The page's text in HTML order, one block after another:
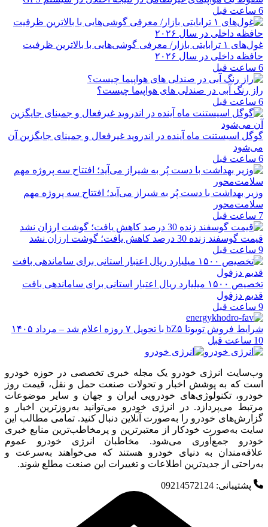
6 ساعت قبل
غول‌های ۱ ترابایتی بازار/ معرفی گوشی‌هایی با بالاترین ظرفیت
حافظه داخلی در سال ۲۰۲۶
6 ساعت قبل
راز رنگ آبی در صندلی های هواپیما چیست؟
6 ساعت قبل
گوگل اسیستنت ماه آینده در اندروید غیرفعال و جمینای جایگزین آن
می‌شود
6 ساعت قبل
وزیر بهداشت با دست پُر به شیراز می‌آید؛ افتتاح سه پروژه مهم
سلامت‌محور
7 ساعت قبل
قیمت گوسفند زنده 30 درصد کاهش یافت؛ گوشت ارزان نشد
9 ساعت قبل
تخصیص ۱۵۰۰ میلیارد ریال اعتبار استانی برای ساماندهی بافت
قدیم دزفول
9 ساعت قبل
شرایط فروش تویوتا bZ۵ با تحویل ۷ روزه اعلام شد – مرداد ۱۴۰۵
10 ساعت قبل
وب‌سایت انرژی خودرو یک مجله خبری تخصصی در حوزه خودرو
است که به پوشش اخبار و تحولات صنعت حمل و نقل، قیمت روز
خودرو، تکنولوژی‌های خودرویی ایران و جهان و سایر موضوعات
مرتبط می‌پردازد. در انرژی خودرو می‌توانید به‌روزترین اخبار و
گزارش‌های خودرو را به‌صورت آنلاین دنبال کنید. تمامی مطالب این
سایت به‌صورت خودکار از معتبرترین و پرمخاطب‌ترین منابع خبری
خودرو جمع‌آوری می‌شود. مخاطبان انرژی خودرو عموم
علاقه‌مندان به دنیای خودرو هستند که می‌خواهند به‌سرعت و
به‌راحتی از جدیدترین اطلاعات و تغییرات این صنعت مطلع شوند.
پشتیبانی: 09214572124